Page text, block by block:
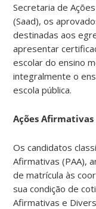
Secretaria de
(Saad), os
destinadas aos
apresentar
escolar do ensino
integralmente o
escola pública.
Ações Afirmativas
Os candidatos
Afirmativas (PAA),
de matrícula às
sua condição de
Afirmativas e